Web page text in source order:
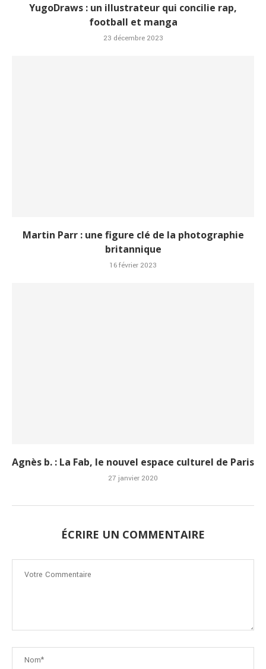
YugoDraws : un illustrateur qui concilie rap,
football et manga
23 décembre 2023
Martin Parr : une figure clé de la photographie
britannique
16 février 2023
Agnès b. : La Fab, le nouvel espace culturel de Paris
27 janvier 2020
ÉCRIRE UN COMMENTAIRE